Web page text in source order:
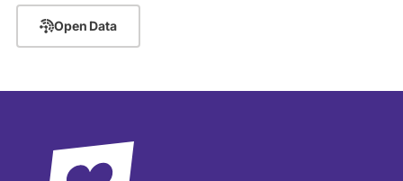
Open Data